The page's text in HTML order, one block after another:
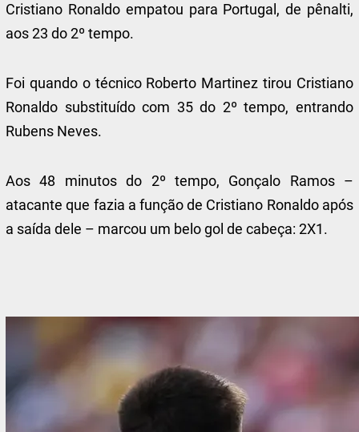
Cristiano Ronaldo empatou para Portugal, de pênalti,
aos 23 do 2º tempo.
Foi quando o técnico Roberto Martinez tirou Cristiano
Ronaldo substituído com 35 do 2º tempo, entrando
Rubens Neves.
Aos 48 minutos do 2º tempo, Gonçalo Ramos –
atacante que fazia a função de Cristiano Ronaldo após
a saída dele – marcou um belo gol de cabeça: 2X1.